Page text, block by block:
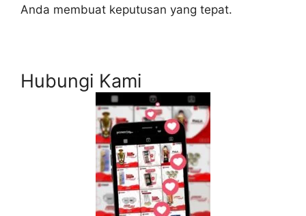
Anda membuat keputusan yang tepat.
Hubungi Kami